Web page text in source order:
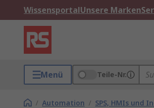
WissensportalUnsere Marken
Menü Teile-Nr.
/ Automation / SPS, HMIs und